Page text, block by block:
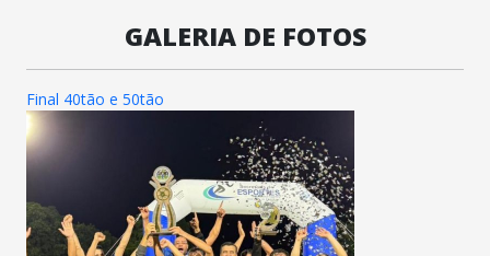
GALERIA DE FOTOS
Final 40tão e 50tão